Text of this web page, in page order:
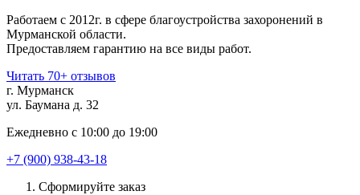
Работаем с 2012г. в сфере благоустройства захоронений в
Мурманской области.
Предоставляем гарантию на все виды работ.
Читать 70+ отзывов
г. Мурманск
ул. Баумана д. 32
Ежедневно с 10:00 до 19:00
+7 (900) 938-43-18
Сформируйте заказ